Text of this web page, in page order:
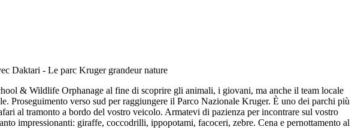
& Wildlife Orphanage al fine di scoprire gli animali, i giovani, ma anche il team locale
Proseguimento verso sud per raggiungere il Parco Nazionale Kruger. È uno dei parchi più
al tramonto a bordo del vostro veicolo. Armatevi di pazienza per incontrare sul vostro
impressionanti: giraffe, coccodrilli, ippopotami, facoceri, zebre. Cena e pernottamento al